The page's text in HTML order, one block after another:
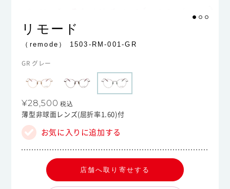
リモード
（remode） 1503-RM-001-GR
GR グレー
¥28,500 税込
薄型非球面レンズ(屈折率1.60)付
お気に入りに追加する
店舗へ取り寄せする